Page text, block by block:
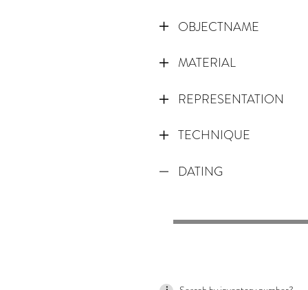
OBJECTNAME
MATERIAL
REPRESENTATION
TECHNIQUE
DATING